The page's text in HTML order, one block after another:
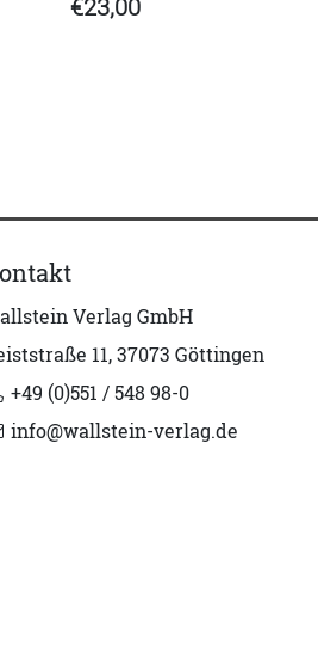
€23,00
Verlag GmbH
11, 37073 Göttingen
+49 (0)551 / 548 98-0
info@wallstein-verlag.de